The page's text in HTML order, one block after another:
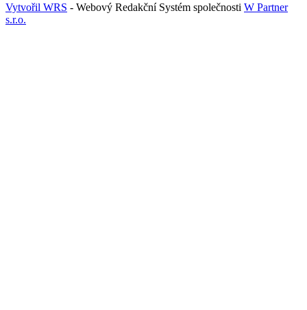
Vytvořil WRS - Webový Redakční Systém společnosti W Partner
s.r.o.